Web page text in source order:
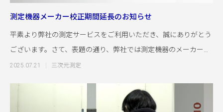
測定機器メーカー校正期間延長のお知らせ
平素より弊社の測定サービスをご利用いただき、誠にありがとう
ございます。さて、表題の通り、弊社では測定機器のメーカー校
正期間を以下
2025.07.21 三次元測定